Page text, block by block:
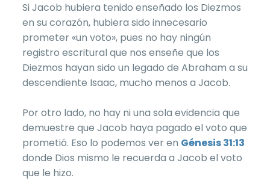
Si Jacob hubiera tenido enseñado los Diezmos
en su corazón, hubiera sido innecesario
prometer «un voto», pues no hay ningún
registro escritural que nos enseñe que los
Diezmos hayan sido un legado de Abraham a su
descendiente Isaac, mucho menos a Jacob.
Por otro lado, no hay ni una sola evidencia que
demuestre que Jacob haya pagado el voto que
prometió. Eso lo podemos ver en Génesis 31:13
donde Dios mismo le recuerda a Jacob el voto
que le hizo.